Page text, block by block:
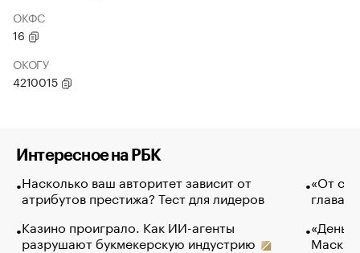
ОКФС
16
ОКОГУ
4210015
Интересное на РБК
Насколько ваш авторитет зависит от
атрибутов престижа? Тест для лидеров
Казино проиграло. Как ИИ-агенты
разрушают букмекерскую индустрию
«От
глава
Маск в